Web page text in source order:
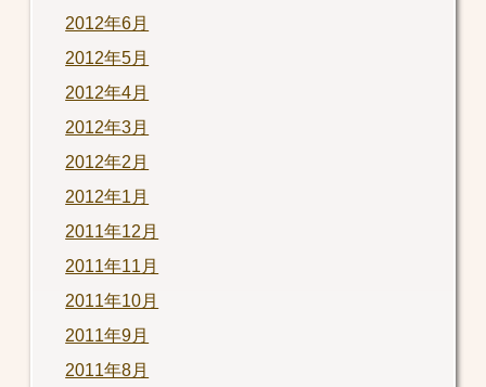
2012年6月
2012年5月
2012年4月
2012年3月
2012年2月
2012年1月
2011年12月
2011年11月
2011年10月
2011年9月
2011年8月